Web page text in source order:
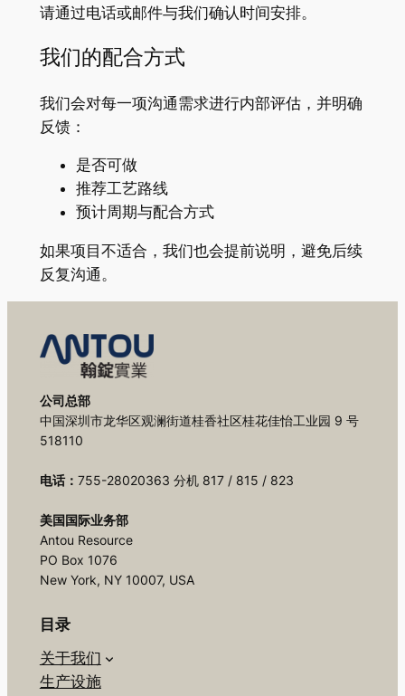
请通过电话或邮件与我们确认时间安排。
我们的配合方式
我们会对每一项沟通需求进行内部评估，并明确
反馈：
是否可做
推荐工艺路线
预计周期与配合方式
如果项目不适合，我们也会提前说明，避免后续
反复沟通。
公司总部
中国深圳市龙华区观澜街道桂香社区桂花佳怡工业园 9 号
518110
电话： 755-28020363 分机 817 / 815 / 823
美国国际业务部
Antou Resource
PO Box 1076
New York, NY 10007, USA
目录
关于我们
生产设施